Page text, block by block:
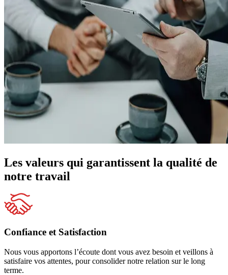
Les valeurs qui garantissent la qualité de
notre travail
Confiance et Satisfaction
Nous vous apportons l’écoute dont vous avez besoin et veillons à
satisfaire vos attentes, pour consolider notre relation sur le long
terme.